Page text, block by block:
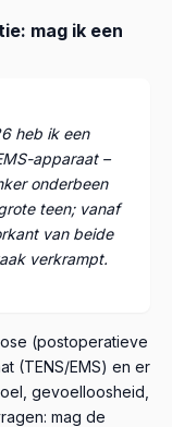
specialist) of
niet aan het
diagnose
ik echter
je voortgang
kan alleen
en je toestand
mag ik een
heb ik een
apparaat –
onderbeen
teen; vanaf
van beide
verkrampt.
(postoperatieve
(TENS/EMS) en er
gevoelloosheid,
mag de